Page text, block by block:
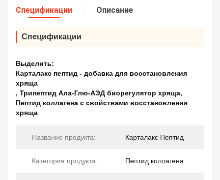
Спецификации Описание
Спецификации
Выделить:
Карталакс пептид - добавка для восстановления
хряща
, Трипептид Ала-Глю-АЭД биорегулятор хряща,
Пептид коллагена с свойствами восстановления
хряща
Название продукта: Карталакс Пептид
Категория продукта: Пептид коллагена